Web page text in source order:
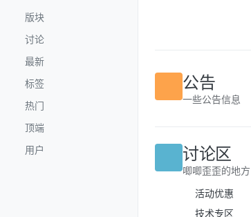
版块
讨论
最新
标签
热门
顶端
用户
公告
讨论区
唧唧歪歪的地方
活动优惠